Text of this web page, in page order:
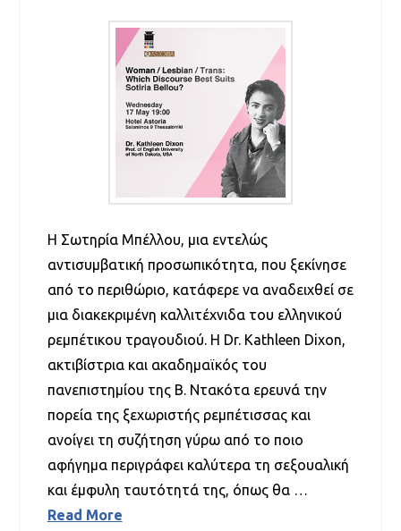
Η Σωτηρία Μπέλλου, μια εντελώς
αντισυμβατική προσωπικότητα, που ξεκίνησε
από το περιθώριο, κατάφερε να αναδειχθεί σε
μια διακεκριμένη καλλιτέχνιδα του ελληνικού
ρεμπέτικου τραγουδιού. Η Dr. Kathleen Dixon,
ακτιβίστρια και ακαδημαϊκός του
πανεπιστημίου της Β. Ντακότα ερευνά την
πορεία της ξεχωριστής ρεμπέτισσας και
ανοίγει τη συζήτηση γύρω από το ποιο
αφήγημα περιγράφει καλύτερα τη σεξουαλική
και έμφυλη ταυτότητά της, όπως θα …
Read More